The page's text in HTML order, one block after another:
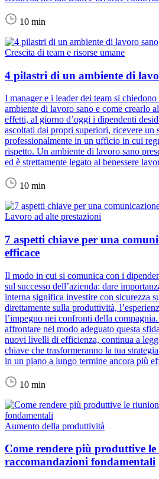
10 min
Crescita di team e risorse umane
4 pilastri di un ambiente di
I manager e i leader dei team si chiedono
ambiente di lavoro sano e come crearlo
effetti, al giorno d’oggi i dipendenti
ascoltati dai propri superiori, ricevere un
professionalmente in un ufficio in cui
rispetto. Un ambiente di lavoro sano
ed è strettamente legato al benessere
10 min
Lavoro ad alte prestazioni
7 aspetti chiave per una
efficace
Il modo in cui si comunica con i
sul successo dell’azienda: dare
interna significa investire con sicurezza
direttamente sulla produttività,
l’impegno nei confronti della
affrontare nel modo adeguato questa
nuovi livelli di efficienza, continua a
chiave che trasformeranno la tua
in un piano a lungo termine ancora più
10 min
Aumento della produttività
Come rendere più produttive
raccomandazioni fondamentali